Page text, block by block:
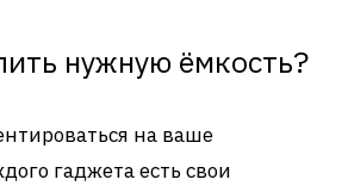
нужную ёмкость?
на ваше
гаджета есть свои